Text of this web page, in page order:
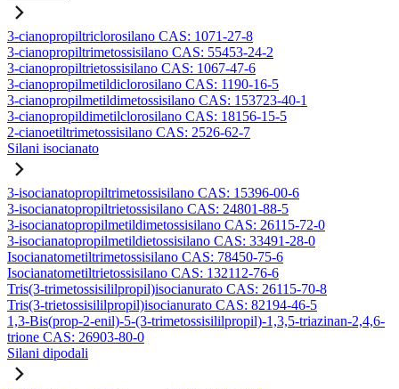
3-cianopropiltriclorosilano CAS: 1071-27-8
3-cianopropiltrimetossisilano CAS: 55453-24-2
3-cianopropiltrietossisilano CAS: 1067-47-6
3-cianopropilmetildiclorosilano CAS: 1190-16-5
3-cianopropilmetildimetossisilano CAS: 153723-40-1
3-cianopropildimetilclorosilano CAS: 18156-15-5
2-cianoetiltrimetossisilano CAS: 2526-62-7
Silani isocianato
3-isocianatopropiltrimetossisilano CAS: 15396-00-6
3-isocianatopropiltrietossisilano CAS: 24801-88-5
3-isocianatopropilmetildimetossisilano CAS: 26115-72-0
3-isocianatopropilmetildietossisilano CAS: 33491-28-0
Isocianatometiltrimetossisilano CAS: 78450-75-6
Isocianatometiltrietossisilano CAS: 132112-76-6
Tris(3-trimetossisililpropil)isocianurato CAS: 26115-70-8
Tris(3-trietossisililpropil)isocianurato CAS: 82194-46-5
1,3-Bis(prop-2-enil)-5-(3-trimetossisililpropil)-1,3,5-triazinan-2,4,6-
trione CAS: 26903-80-0
Silani dipodali